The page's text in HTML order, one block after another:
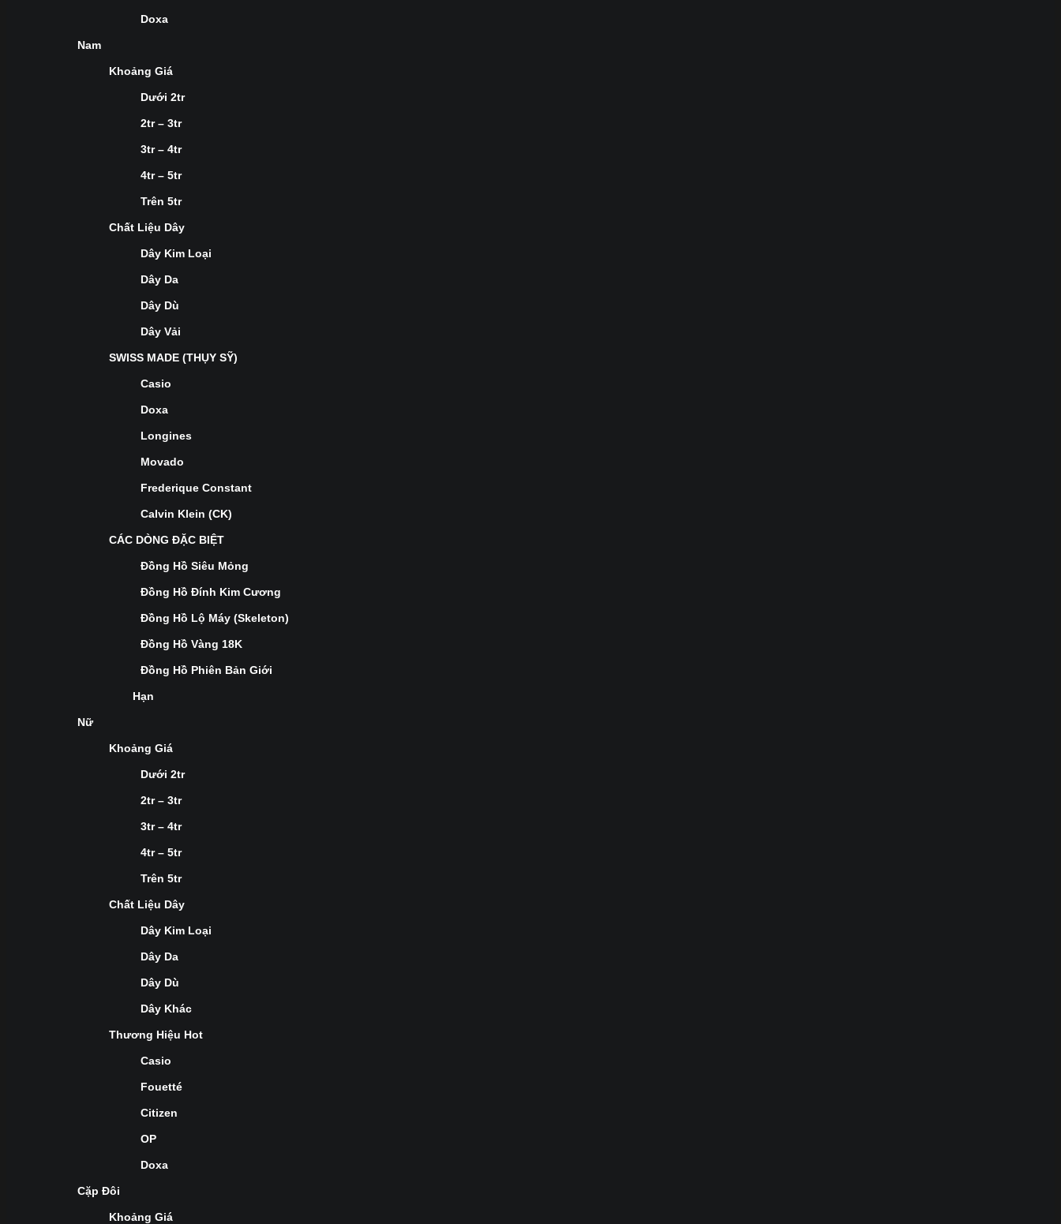
Doxa
Nam
Khoảng Giá
Dưới 2tr
2tr – 3tr
3tr – 4tr
4tr – 5tr
Trên 5tr
Chất Liệu Dây
Dây Kim Loại
Dây Da
Dây Dù
Dây Vải
SWISS MADE (THỤY SỸ)
Casio
Doxa
Longines
Movado
Frederique Constant
Calvin Klein (CK)
CÁC DÒNG ĐẶC BIỆT
Đồng Hồ Siêu Mỏng
Đồng Hồ Đính Kim Cương
Đồng Hồ Lộ Máy (Skeleton)
Đồng Hồ Vàng 18K
Đồng Hồ Phiên Bản Giới
Hạn
Nữ
Khoảng Giá
Dưới 2tr
2tr – 3tr
3tr – 4tr
4tr – 5tr
Trên 5tr
Chất Liệu Dây
Dây Kim Loại
Dây Da
Dây Dù
Dây Khác
Thương Hiệu Hot
Casio
Fouetté
Citizen
OP
Doxa
Cặp Đôi
Khoảng Giá